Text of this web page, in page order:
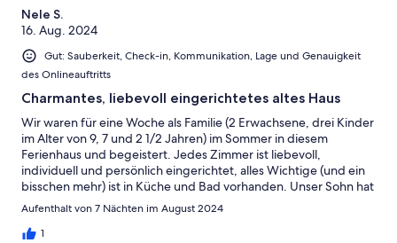
Nele S.
16. Aug. 2024
Gut: Sauberkeit, Check-in, Kommunikation, Lage und Genauigkeit
des Onlineauftritts
Charmantes, liebevoll eingerichtetes altes Haus
Wir waren für eine Woche als Familie (2 Erwachsene, drei Kinder
im Alter von 9, 7 und 2 1/2 Jahren) im Sommer in diesem
Ferienhaus und begeistert. Jedes Zimmer ist liebevoll,
individuell und persönlich eingerichtet, alles Wichtige (und ein
bisschen mehr) ist in Küche und Bad vorhanden. Unser Sohn hat
das Zimmer auf dem Dachboden geliebt, wir fanden die große
Auswahl an Büchern und Spielen für regnerische Tage toll.
Draußen kann man wunderbar unter einem großen Kirschbaum
Aufenthalt von 7 Nächten im August 2024
1